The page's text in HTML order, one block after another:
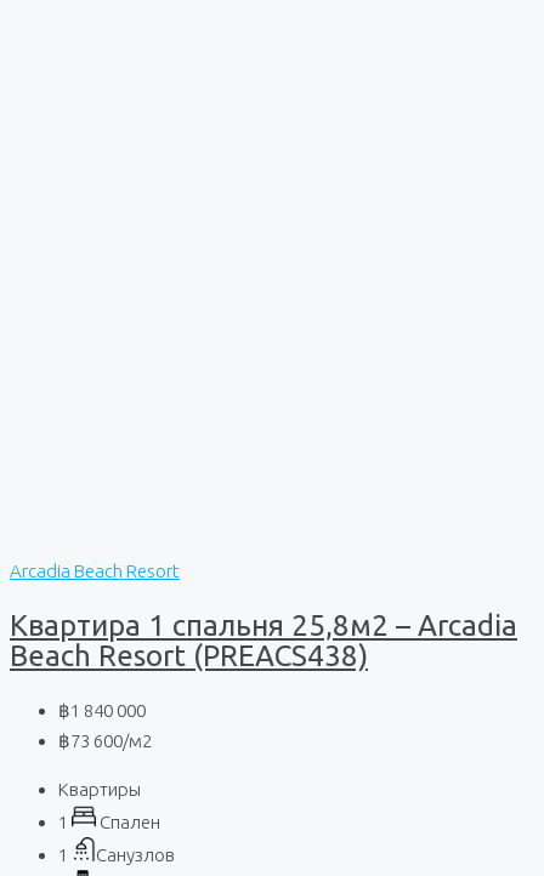
Arcadia Beach Resort
Квартира 1 спальня 25,8м2 – Arcadia
Beach Resort (PREACS438)
฿1 840 000
฿73 600/м2
Квартиры
1
Спален
1
Санузлов